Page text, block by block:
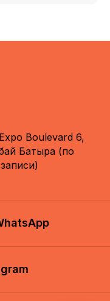
Boulevard 6,
Батыра (по